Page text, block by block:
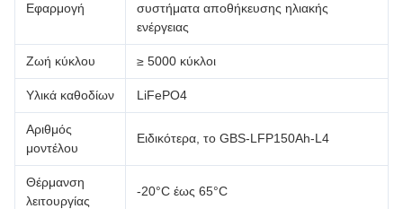
Εφαρμογή
συστήματα αποθήκευσης ηλιακής
ενέργειας
Ζωή κύκλου ≥ 5000 κύκλοι
Υλικά καθοδίων LiFePO4
Αριθμός
μοντέλου
Ειδικότερα, το GBS-LFP150Ah-L4
Θέρμανση
λειτουργίας
-20°C έως 65°C